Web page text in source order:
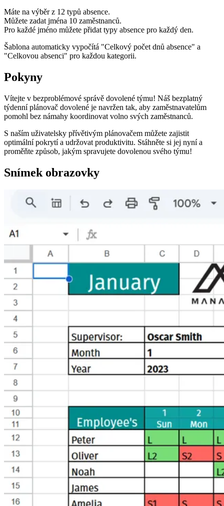
Máte na výběr z 12 typů absence.
Můžete zadat jména 10 zaměstnanců.
Pro každé jméno můžete přidat typy absence pro každý den.
Šablona automaticky vypočítá "Celkový počet dnů absence" a
"Celkovou absenci" pro každou kategorii.
Pokyny
Vítejte v bezproblémové správě dovolené týmu! Náš bezplatný
týdenní plánovač dovolené je navržen tak, aby zaměstnavatelům
pomohl bez námahy koordinovat volno svých zaměstnanců.
S naším uživatelsky přívětivým plánovačem můžete zajistit
optimální pokrytí a udržovat produktivitu. Stáhněte si jej nyní a
proměňte způsob, jakým spravujete dovolenou svého týmu!
Snímek obrazovky